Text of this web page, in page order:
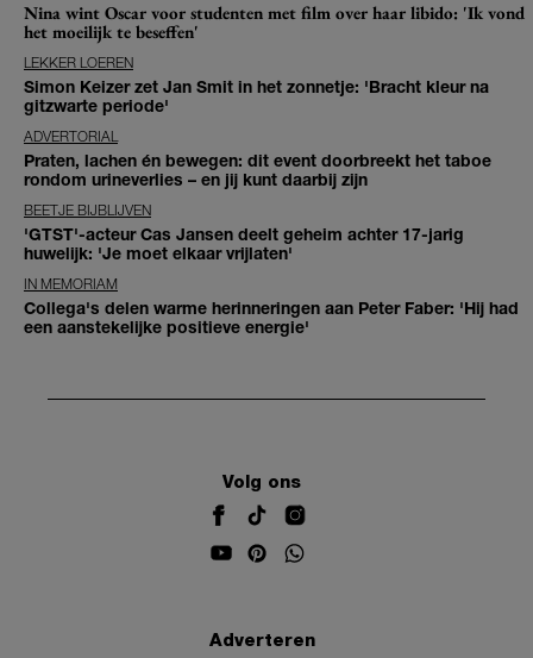
Nina wint Oscar voor studenten met film over haar libido: 'Ik vond
het moeilijk te beseffen'
LEKKER LOEREN
Simon Keizer zet Jan Smit in het zonnetje: 'Bracht kleur na
gitzwarte periode'
ADVERTORIAL
Praten, lachen én bewegen: dit event doorbreekt het taboe
rondom urineverlies – en jij kunt daarbij zijn
BEETJE BIJBLIJVEN
'GTST'-acteur Cas Jansen deelt geheim achter 17-jarig
huwelijk: 'Je moet elkaar vrijlaten'
IN MEMORIAM
Collega's delen warme herinneringen aan Peter Faber: 'Hij had
een aanstekelijke positieve energie'
Volg ons
Adverteren